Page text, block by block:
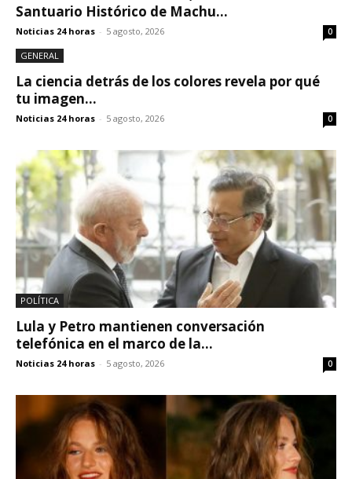
Santuario Histórico de Machu...
Noticias 24 horas - 5 agosto, 2026 0
GENERAL
La ciencia detrás de los colores revela por qué
tu imagen...
Noticias 24 horas - 5 agosto, 2026 0
POLÍTICA
Lula y Petro mantienen conversación
telefónica en el marco de la...
Noticias 24 horas - 5 agosto, 2026 0